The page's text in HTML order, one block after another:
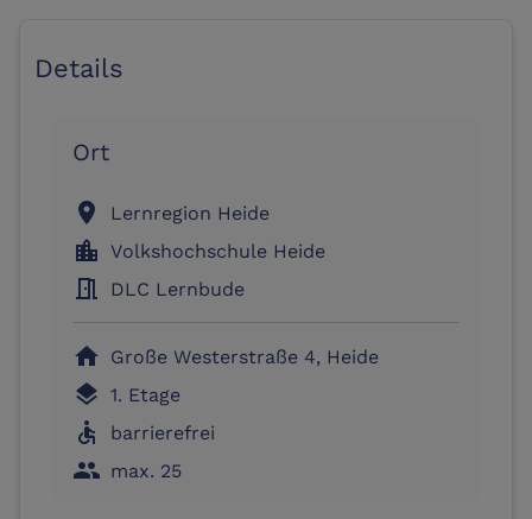
Details
Ort
location_on Lernregion Heide
location_city Volkshochschule Heide
meeting_room DLC Lernbude
home Große Westerstraße 4, Heide
layers 1. Etage
accessible barrierefrei
people max. 25